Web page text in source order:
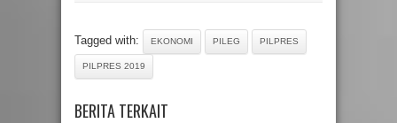
Tagged with: EKONOMI PILEG PILPRES
PILPRES 2019
BERITA TERKAIT